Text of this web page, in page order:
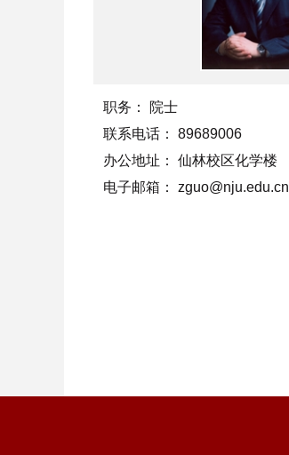
职务：
院士
联系电话： 89689006
办公地址： 仙林校区化学楼
电子邮箱： zguo@nju.edu.cn